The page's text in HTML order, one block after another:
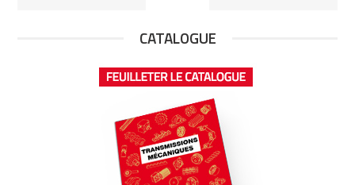
CATALOGUE